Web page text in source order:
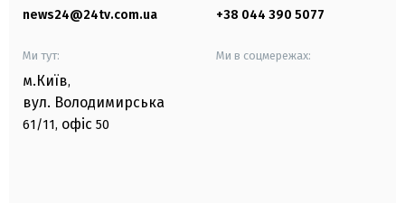
news24@24tv.com.ua +38 044 390 5077
Ми тут:
м.Київ,
вул. Володимирська
61/11, офіс 50
Ми в соцмережах: